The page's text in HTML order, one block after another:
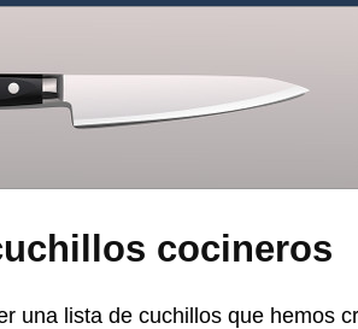
cocineros
una lista de cuchillos que hemos